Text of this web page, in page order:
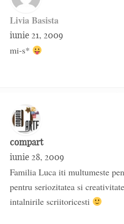
Livia Basista
iunie 21, 2009
mi-s*
compart
iunie 28, 2009
Familia Luca iti multumeste
pentru seriozitatea si
intalnirile scriitoricesti